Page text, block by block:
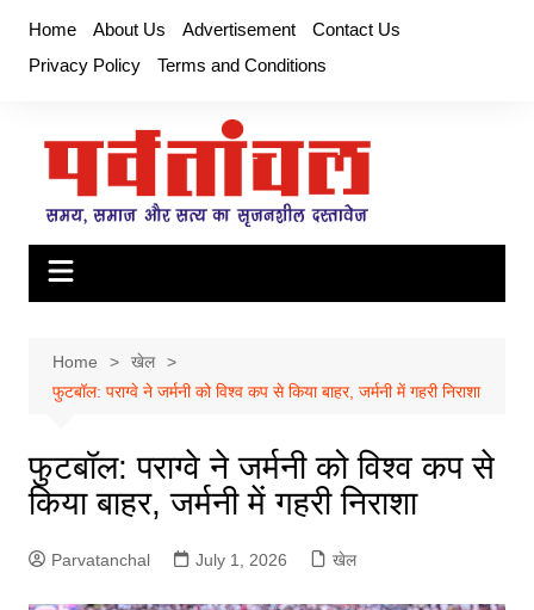
content
Home About Us Advertisement
Contact Us
Privacy Policy
Terms and Conditions
Home
खेल
फुटबॉल: पराग्वे ने जर्मनी को विश्व कप से किया बाहर, जर्मनी में गहरी निराशा
फुटबॉल: पराग्वे ने जर्मनी को विश्व कप से
किया बाहर, जर्मनी में गहरी निराशा
Parvatanchal July 1, 2026 खेल